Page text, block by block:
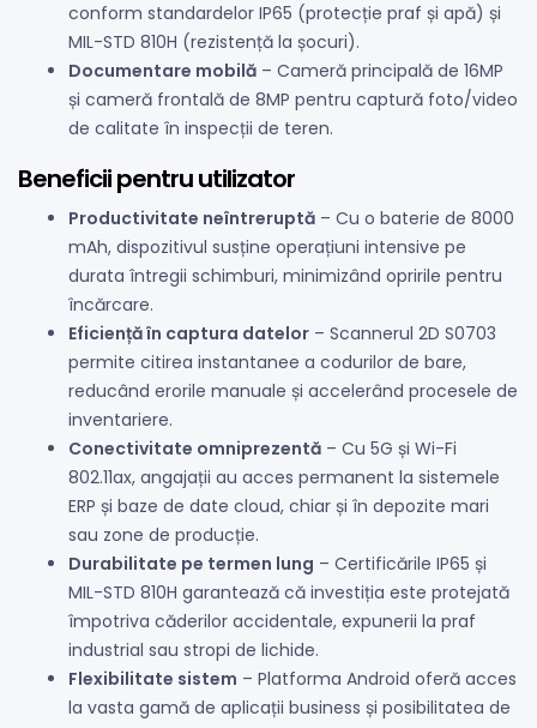
conform standardelor IP65 (protecție praf și apă) și
MIL-STD 810H (rezistență la șocuri).
Documentare mobilă – Cameră principală de 16MP
și cameră frontală de 8MP pentru captură foto/video
de calitate în inspecții de teren.
Beneficii pentru utilizator
Productivitate neîntreruptă – Cu o baterie de 8000
mAh, dispozitivul susține operațiuni intensive pe
durata întregii schimburi, minimizând opririle pentru
încărcare.
Eficiență în captura datelor – Scannerul 2D S0703
permite citirea instantanee a codurilor de bare,
reducând erorile manuale și accelerând procesele de
inventariere.
Conectivitate omniprezentă – Cu 5G și Wi-Fi
802.11ax, angajații au acces permanent la sistemele
ERP și baze de date cloud, chiar și în depozite mari
sau zone de producție.
Durabilitate pe termen lung – Certificările IP65 și
MIL-STD 810H garantează că investiția este protejată
împotriva căderilor accidentale, expunerii la praf
industrial sau stropi de lichide.
Flexibilitate sistem – Platforma Android oferă acces
la vasta gamă de aplicații business și posibilitatea de